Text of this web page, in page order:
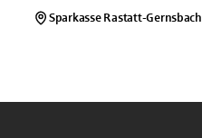
Sparkasse Rastatt-Gernsbach